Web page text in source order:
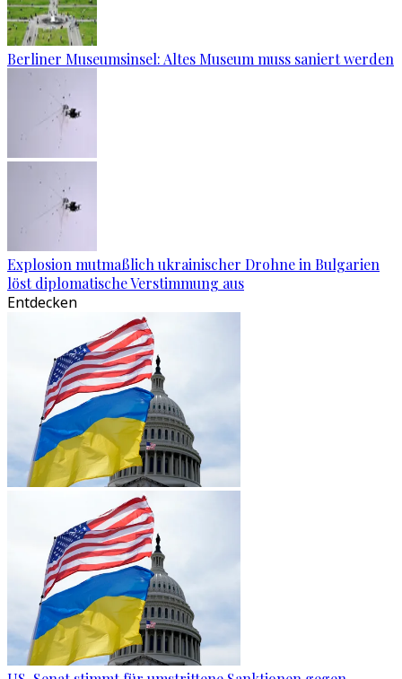
Berliner Museumsinsel: Altes Museum muss saniert werden
Explosion mutmaßlich ukrainischer Drohne in Bulgarien
löst diplomatische Verstimmung aus
Entdecken